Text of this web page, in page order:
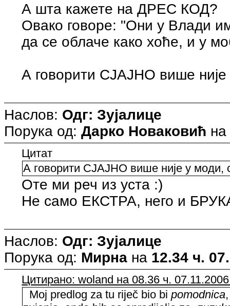
А шта кажете на ДРЕС КОД?
Овако говоре: "Они у Влади
да се облаче како хоће, и у
А говорити СЈАЈНО више
Наслов: Одг: Зујалице
Порука од: Дарко Новаковић на
Цитат
А говорити СЈАЈНО више није у моди,
Оте ми реч из уста :)
Не само ЕКСТРА, него и
Наслов: Одг: Зујалице
Порука од: Мирна на 12.34 ч.
Цитирано: woland на 08.36 ч.
Moj predlog za tu riječ bio bipomodnica